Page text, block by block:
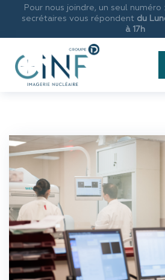
Pour nous joindre, un seul numéro :
secrétaires vous répondent du
à 17h